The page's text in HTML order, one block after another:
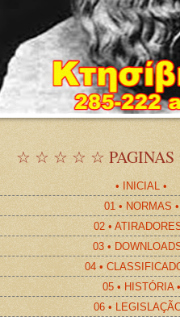
☆ ☆ ☆ ☆ ☆
• INICIAL •
01 • NORMAS •
02 •
03 •
04 •
05 • HISTÓRIA •
06 •